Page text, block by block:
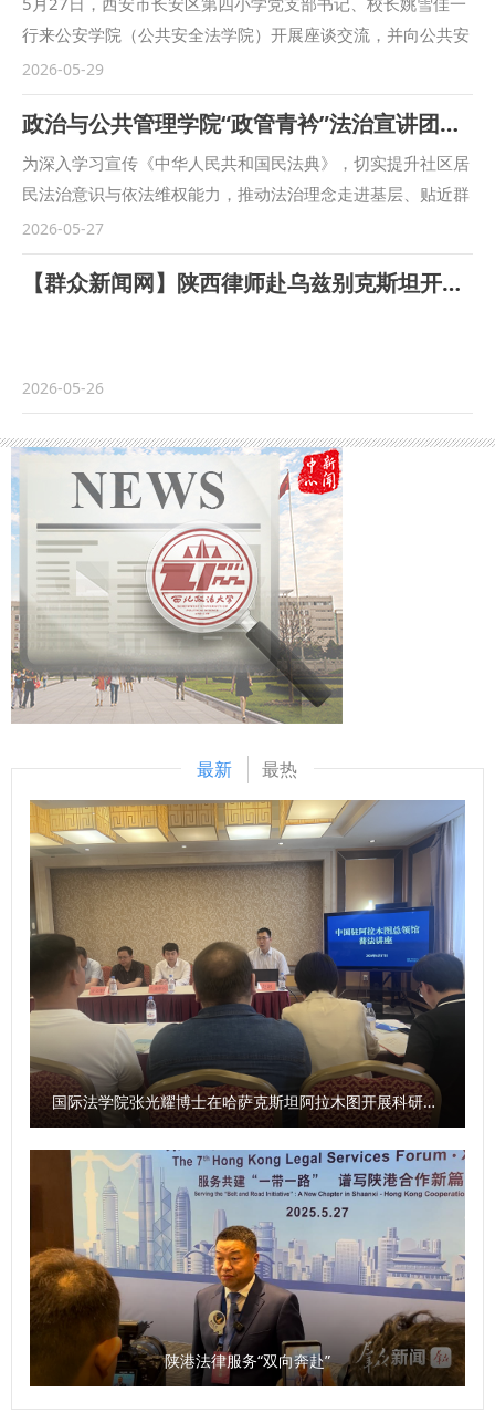
行来公安学院（公共安全法学院）开展座谈交流，并向公共安
全法治宣讲团赠送锦旗。学院党委书记上官亚敏、公共安全法
治宣讲团骨干成员代表参加座谈，院长助理、公共安全法治宣
讲团指导老师胡翔主持会议。 上官亚敏对西安市长安区第四
小学的到访表示热烈欢迎。她表示，公安学院（公共安全法学
院）作为培育公安法治人才的重要阵地，始终坚守“为党育
人、为国育才、为警铸剑”的重要使命。长期以来，学院积极
推动青年学子深入中小学和基层社区开展常态化普法宣讲，取
得了良好的育人成效与社会反响。希望双方以此次座谈为契
等特色做法，并对公共安全法治宣讲团长期以来的普法工作成
效给予高度评价。她表示，希望双方持续加强对接，拓宽合作
领域，将高校的专业资源转化为服务基层教育的实际效能，共
同推进未成年人法治安全教育走深走实。 在研讨交流环节，
双方围绕校园安全共建共治、高校赋能未成年人保护、大学生
普法工作站试点建设三大主题进行深入交流。与会师生及西安
市长安区第四小学法律顾问、家长代表纷纷表示，期待双方进
一步深化合作、同向发力，不断提升普法宣讲的专业化水平，
切实把专业优势转化为服务社会的实际效能，共同打造未成年
人法治教育特色品牌。座谈会后还举行了锦旗赠送仪式。
2026-05-29
政治与公共管理学院“政管青衿”法治宣讲团开展民法典普法进社区活动
为深入学习宣传《中华人民共和国民法典》，切实提升社区居
民法治意识与依法维权能力，推动法治理念走进基层、贴近群
众，近日，政治与公共管理学院“政管青衿”法治宣讲团走进神
州五路社区服务中心，开展以“民法典走进社区”为主题的法治
宣讲活动。学院劳动与社会保障教研室主任赵靖伟、团委书记
劳务法律关系，直观展现不同用工场景下的权利义务、责任划
分，让晦涩的法律条文变得通俗易懂、鲜活可感，帮助社区居
民厘清用工法律边界、提升依法维权意识。赵靖伟针对社区老
年居民居多的特点，细致解读社会保险参保、待遇申领等相关
政策，同时详细普及老年优待卡办理流程、适用范围及惠民福
利，耐心解答居民提出的社保缴费、待遇核验、便民政策咨询
等各类问题。 此次普法进社区活动，既是一场服务基层的法
治惠民行动，也是一堂生动的社会实践课。活动以青年力量打
通了普法宣传“最后一公里”，促进了学生在实践中巩固专业知
识、锤炼服务群众的本领，更让《中华人民共和国民法典》真
正走进群众生活、惠及民生。 （供稿：政治与公共管理学院
撰稿：梁传龙 审核：李小巍）
2026-05-27
【群众新闻网】陕西律师赴乌兹别克斯坦开展专项研学交流
2026-05-26
最新 最热
国际法学院张光耀博士在哈萨克斯坦阿拉木图开展科研与社会服务活动
陕港法律服务“双向奔赴”